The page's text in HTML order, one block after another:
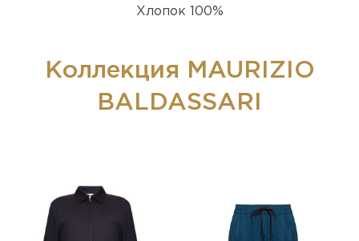
Хлопок 100%
Коллекция MAURIZIO
BALDASSARI